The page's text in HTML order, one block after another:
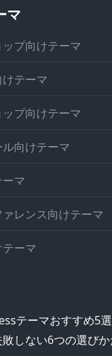
マ
プ向けテーマ
テーマ
プ向けテーマ
向けテーマ
マ
レンス向けテーマ
ーマ
テーマおすすめ5
しない6つの選びか